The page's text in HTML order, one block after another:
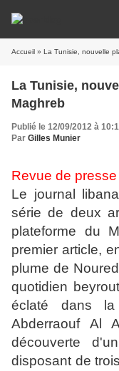
Accueil » La Tunisie, nouvelle
La Tunisie,
Maghreb
Publié le 12/09/2012 à
Par Gilles Munier
Revue de presse
Le journal
série de deux
plateforme du
premier article,
plume de
quotidien
éclaté dans
Abderraouf Al
découverte
disposant de